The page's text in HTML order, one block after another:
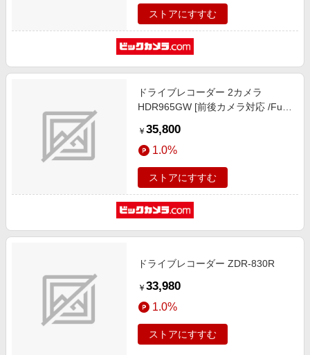
ストアにすすむ
ドライブレコーダー 2カメラ
HDR965GW [前後カメラ対応 /Full
￥ 35,800
1.0%
ストアにすすむ
ドライブレコーダー ZDR-830R
￥ 33,980
1.0%
ストアにすすむ